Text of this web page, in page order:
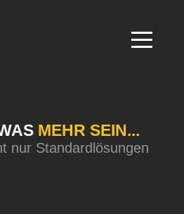
MEHR SEIN...
nur Standardlösungen